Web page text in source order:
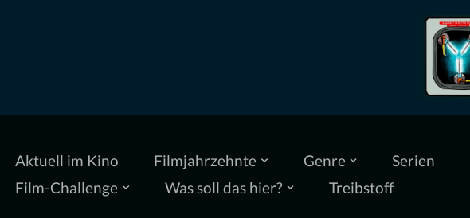
Aktuell im Kino Filmjahrzehnte Genre Serien
Film-Challenge
Was soll das hier? Treibstoff